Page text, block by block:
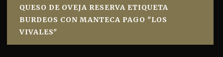
QUESO DE OVEJA RESERVA ETIQUETA
BURDEOS CON MANTECA PAGO "LOS
VIVALES"